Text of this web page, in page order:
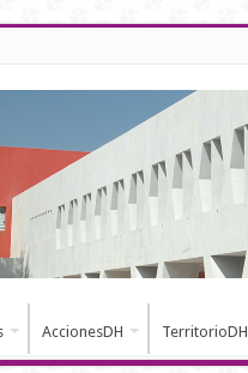
AccionesDH TerritorioDH